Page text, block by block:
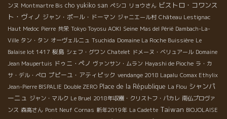
ンヌ Montmartre Bis cho yukiko san ペシコ リョウさん ビストロ・コワンス
ト・ヴィノ ジャン・ポール・ドーマン ジャニエール村 Château Lestignac
Haut Medoc Pierre 共栄 Tokyo Toyosu AOKI Seine Mas del Périé Dambach-La-
Ville タン・タン オーヴェルニュ Tsuchida Domaine La Roche Buissière Le
Balaise lot 1417 桜島 シェフ・グワン Chatelet ドメーヌ・ベリュアール Domaine
Jean Maupertuis ドゥニ・ペノ ヴァンサン・ムラン Hayashi de Pioche ラ・カ
サ・デル・ぺロ プピーユ・アティピック vendange 2018 Lapalu Comax Ethylix
Jean-Pierre BISPALIE Double ZERO Place de la République La Flou シャンパ
ーニュ ジャン・マルク Le Bruel 2018年収穫・クリストフ・パカレ 南仏プロヴァ
ンス 森高さん Pont Neuf Cornas 新年2019年 La Cadette Taiwan BIOJOLAISE